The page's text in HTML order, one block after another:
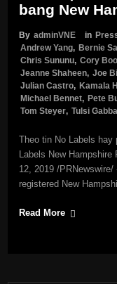
bang New
By adminVNE in
Andrew Yang, Bernie
Chris Sununu, Cory
Jeanne Shaheen, Joe
Julian Castro, Kamala
Michael Bennet, Pete
Tom Steyer, Tulsi
Theo tin No Labels hay
Labels New
12, 2019 /
registered New
Read More